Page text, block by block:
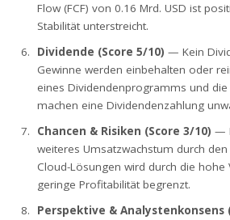
Flow (FCF) von 0.16 Mrd. USD ist
Stabilität unterstreicht.
Dividende (Score 5/10) — Kein
Gewinne werden einbehalten oder
eines Dividendenprogramms und
machen eine Dividendenzahlung
Chancen & Risiken (Score 3/10) —
weiteres Umsatzwachstum durch
Cloud-Lösungen wird durch die hohe
geringe Profitabilität begrenzt.
Perspektive & Analystenkonsens